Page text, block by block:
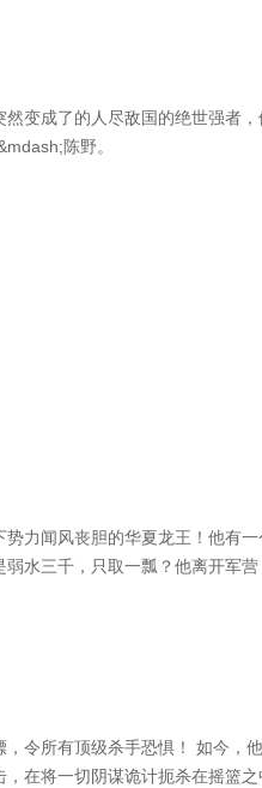
变成了的人尽敌国的绝世强者
陈野。
力闻风丧胆的华夏龙王！他有
水三千，只取一瓢？他离开军
亲友者，势必清算；犯我华夏者
令所有顶级杀手恐惧！ 如今，
在将一切阴谋诡计扼杀在摇篮